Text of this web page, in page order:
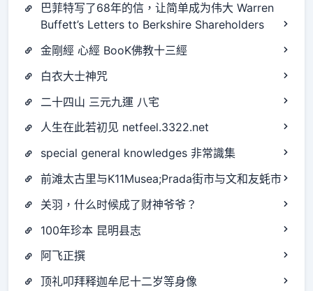
巴菲特写了68年的信，让简单成为伟大 Warren
Buffett’s Letters to Berkshire Shareholders
金剛經 心經 BooK佛教十三經
白衣大士神咒
二十四山 三元九運 八宅
人生在此若初见 netfeel.3322.net
special general knowledges 非常識集
前滩太古里与K11Musea;Prada街市与文和友蚝市
关羽，什么时候成了财神爷爷？
100年珍本 昆明县志
阿飞正撰
顶礼叩拜释迦牟尼十二岁等身像